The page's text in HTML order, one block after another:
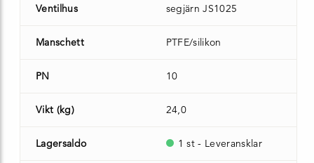
Ventilhus segjärn JS1025
Manschett PTFE/silikon
PN 10
Vikt (kg) 24,0
Lagersaldo 1 st - Leveransklar